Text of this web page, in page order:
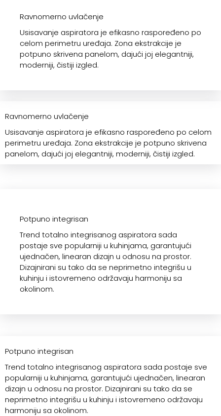
Ravnomerno uvlačenje
Usisavanje aspiratora je efikasno raspoređeno po
celom perimetru uređaja. Zona ekstrakcije je
potpuno skrivena panelom, dajući joj elegantniji,
moderniji, čistiji izgled.
Ravnomerno uvlačenje
Usisavanje aspiratora je efikasno raspoređeno po celom
perimetru uređaja. Zona ekstrakcije je potpuno skrivena
panelom, dajući joj elegantniji, moderniji, čistiji izgled.
Potpuno integrisan
Trend totalno integrisanog aspiratora sada
postaje sve popularniji u kuhinjama, garantujući
ujednačen, linearan dizajn u odnosu na prostor.
Dizajnirani su tako da se neprimetno integrišu u
kuhinju i istovremeno održavaju harmoniju sa
okolinom.
Potpuno integrisan
Trend totalno integrisanog aspiratora sada postaje sve
popularniji u kuhinjama, garantujući ujednačen, linearan
dizajn u odnosu na prostor. Dizajnirani su tako da se
neprimetno integrišu u kuhinju i istovremeno održavaju
harmoniju sa okolinom.